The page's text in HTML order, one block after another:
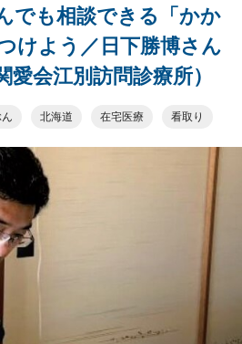
でも相談できる「かか
けよう／日下勝博さん
愛会江別訪問診療所）
北海道 在宅医療 看取り